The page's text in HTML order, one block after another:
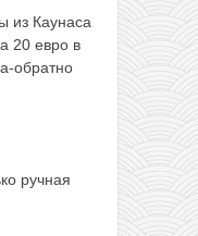
из Каунаса
20 евро в
обратно
ручная